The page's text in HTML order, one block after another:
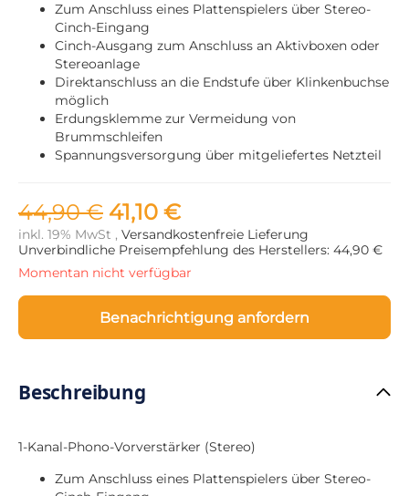
Zum Anschluss eines Plattenspielers über Stereo-
Cinch-Eingang
Cinch-Ausgang zum Anschluss an Aktivboxen oder
Stereoanlage
Direktanschluss an die Endstufe über Klinkenbuchse
möglich
Erdungsklemme zur Vermeidung von
Brummschleifen
Spannungsversorgung über mitgeliefertes Netzteil
44,90 € 41,10 €
inkl. 19% MwSt , Versandkostenfreie Lieferung
Unverbindliche Preisempfehlung des Herstellers: 44,90 €
Momentan nicht verfügbar
Benachrichtigung anfordern
Beschreibung
1-Kanal-Phono-Vorverstärker (Stereo)
Zum Anschluss eines Plattenspielers über Stereo-